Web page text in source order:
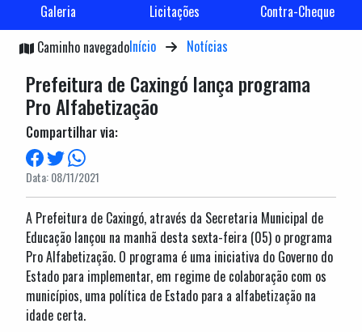
Galeria Licitações
Contra-Cheque
Caminho navegadoInício Notícias
Prefeitura de Caxingó lança programa
Pro Alfabetização
Compartilhar via:
Data: 08/11/2021
A Prefeitura de Caxingó, através da Secretaria Municipal de
Educação lançou na manhã desta sexta-feira (05) o programa
Pro Alfabetização. O programa é uma iniciativa do Governo do
Estado para implementar, em regime de colaboração com os
municípios, uma política de Estado para a alfabetização na
idade certa.